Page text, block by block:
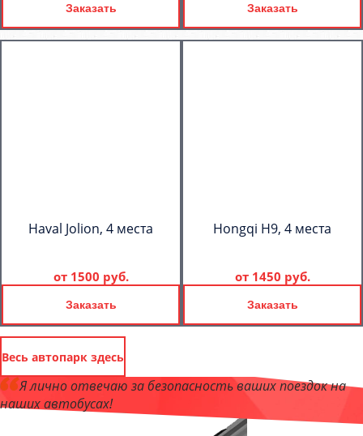
Заказать Заказать
Haval Jolion, 4 места
от 1500 руб.
Заказать
Hongqi H9, 4 места
от 1450 руб.
Заказать
Весь автопарк здесь
Я лично отвечаю за безопасность ваших поездок на
наших автобусах!